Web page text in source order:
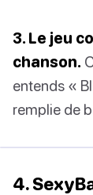
3. Le jeu
chanson.
entends «
remplie de
4.